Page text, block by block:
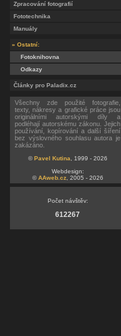
Zpracování fotografií
Fototechnika
Manuály
» Ostatní:
Fotoknihovna
Odkazy
Články pro Paladix.cz
Všechny zde použité fotografie,
texty, nákresy a grafické práce jsou
originálními autorskými díly a
podléhají autorskému zákonu. Jejich
používání, kopírování a další šíření
bez výslovného souhlasu autora je
zakázáno.
©Pavel Kutina , 1999 - 2026
Webdesign:
©AAweb.cz, 2005 - 2026
Počet návštěv:
612267